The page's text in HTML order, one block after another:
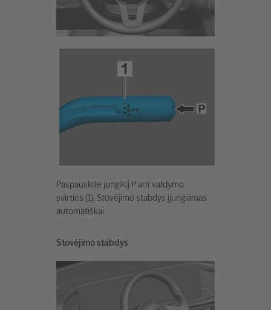
Paspauskite jungiklį P ant valdymo
svirties (1). Stovėjimo stabdys įjungiamas
automatiškai.
Stovėjimo stabdys